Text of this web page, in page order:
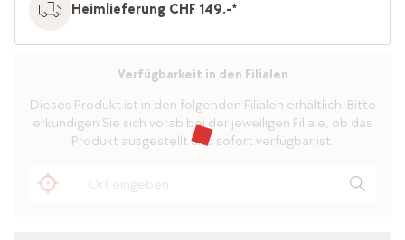
Heimlieferung CHF 149.-*
Verfügbarkeit in den Filialen
Dieses Produkt ist in den folgenden Filialen erhältlich. Bitte
erkundigen Sie sich vorab bei der jeweiligen Filiale, ob das
Produkt ausgestellt und sofort verfügbar ist.